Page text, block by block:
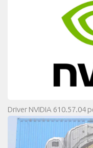
Driver NVIDIA 610.57.04